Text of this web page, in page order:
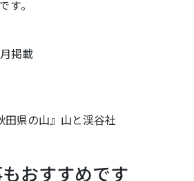
す。
掲載
県の山』山と渓谷社
おすすめです